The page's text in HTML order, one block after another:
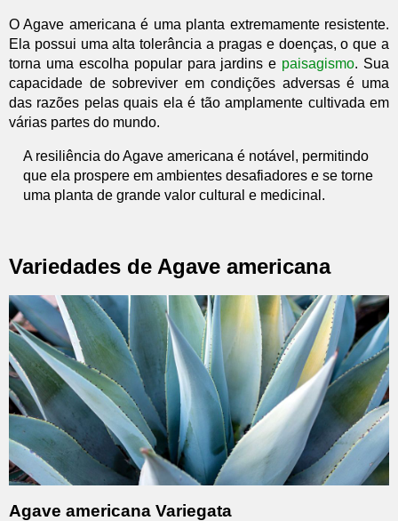
O Agave americana é uma planta extremamente resistente.
Ela possui uma alta tolerância a pragas e doenças, o que a
torna uma escolha popular para jardins e paisagismo. Sua
capacidade de sobreviver em condições adversas é uma
das razões pelas quais ela é tão amplamente cultivada em
várias partes do mundo.
A resiliência do Agave americana é notável, permitindo
que ela prospere em ambientes desafiadores e se torne
uma planta de grande valor cultural e medicinal.
Variedades de Agave americana
Agave americana Variegata